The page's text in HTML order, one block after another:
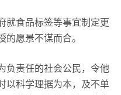
就食品标签等事宜制定更
的愿景不谋而合。
负责任的社会公民，令他
以科学理据为本，及不单